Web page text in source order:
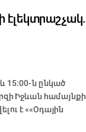
էլեկտրաշչակ.
15:00-ն ընկած
Իջևան համայնքի
է ««Օդային